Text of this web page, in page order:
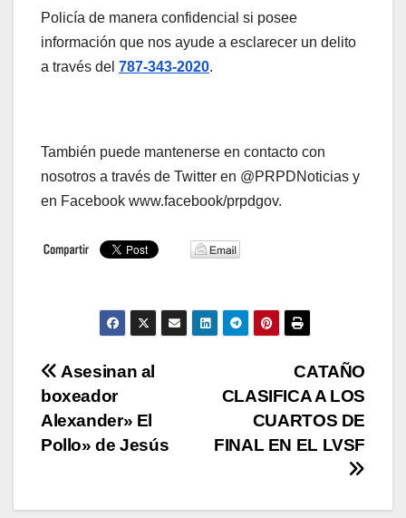
Policía de manera confidencial si posee
información que nos ayude a esclarecer un delito
a través del 787-343-2020.
También puede mantenerse en contacto con
nosotros a través de Twitter en @PRPDNoticias y
en Facebook www.facebook/prpdgov.
Navegación
de
entradas
CATAÑO
CLASIFICA A LOS
CUARTOS DE
FINAL EN EL LVSF
Asesinan al
boxeador
Alexander» El
Pollo» de Jesús